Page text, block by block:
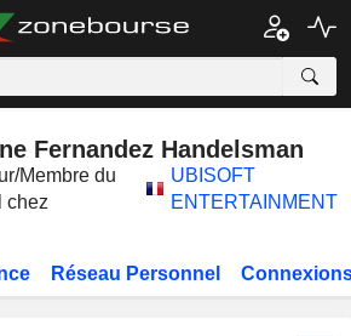
Fernandez Handelsman
Membre du
chez
UBISOFT
ENTERTAINMENT
Réseau Personnel